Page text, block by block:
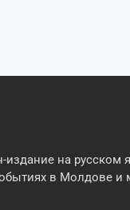
на русском
в Молдове и